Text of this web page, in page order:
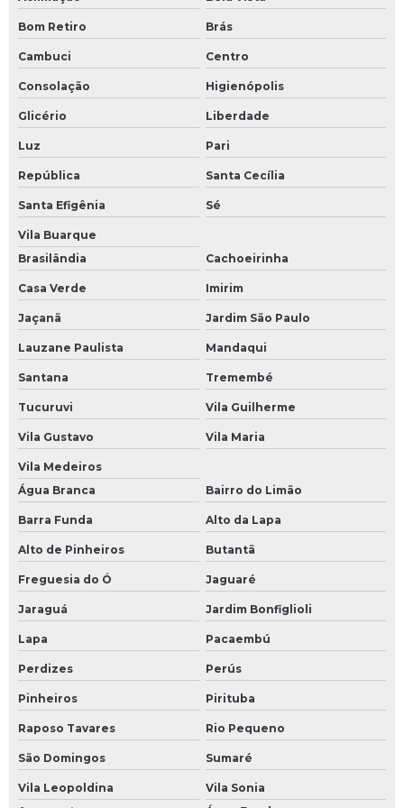
Quadro de distribuição para piscina
Quadro de elétrica
Quadro elétrico barramento
Quadro elétrico com barramento residencial
Quadro elétrico com barramento trifasico
Quadro elétrico de distribuição industrial
Quadro elétrico de distribuição residencial
Quadro elétrico geral
Quadro eletrico para bomba
Quadro elétrico para compressor
Quadro elétrico para piscina
Quadro geral de baixa tensão preço
Quadro geral de distribuição de baixa tensão
Quadro para bombas elétricas
Quadro para motocompressor
Quadro para motor elétrico
Quadro para piscina
Quadro trifásico instalação completa
Bom Retiro Brás
Cambuci Centro
Consolação Higienópolis
Glicério Liberdade
Luz Pari
República Santa Cecília
Santa Efigênia Sé
Vila Buarque
Brasilândia
Cachoeirinha
Casa Verde Imirim
Jaçanã Jardim São Paulo
Lauzane Paulista Mandaqui
Santana Tremembé
Tucuruvi Vila Guilherme
Vila Gustavo Vila Maria
Vila Medeiros
Água Branca
Bairro do Limão
Barra Funda Alto da Lapa
Alto de Pinheiros Butantã
Freguesia do Ó Jaguaré
Jaraguá Jardim Bonfiglioli
Lapa Pacaembú
Perdizes Perús
Pinheiros Pirituba
Raposo Tavares Rio Pequeno
São Domingos Sumaré
Vila Leopoldina
Vila Sonia